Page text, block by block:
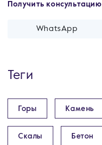
Получить консультацию
WhatsApp
Теги
Горы Камень
Скалы Бетон